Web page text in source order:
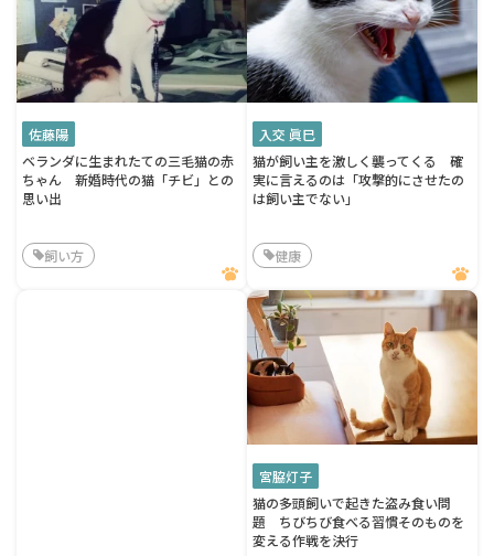
佐藤陽
ベランダに生まれたての三毛猫の赤
ちゃん 新婚時代の猫「チビ」との
思い出
飼い方
入交 眞巳
猫が飼い主を激しく襲ってくる 確
実に言えるのは「攻撃的にさせたの
は飼い主でない」
健康
宮脇灯子
猫の多頭飼いで起きた盗み食い問
題 ちびちび食べる習慣そのものを
変える作戦を決行